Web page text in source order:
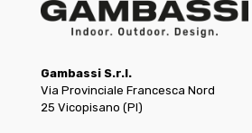
Gambassi S.r.l.
Via Provinciale Francesca Nord
25 Vicopisano (PI)